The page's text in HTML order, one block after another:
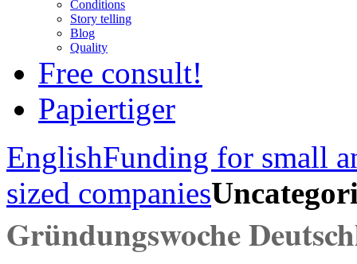
Conditions
Story telling
Blog
Quality
Free consult!
Papiertiger
EnglishFunding for small
sized companies
Gründungswoche